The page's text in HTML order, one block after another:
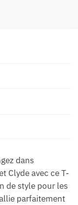
dans
Clyde avec ce T-
de style pour les
parfaitement